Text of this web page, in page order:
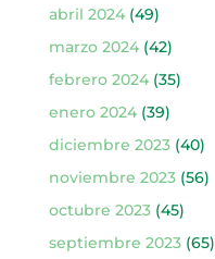
abril 2024(49)
marzo 2024(42)
febrero 2024(35)
enero 2024(39)
diciembre 2023(40)
noviembre 2023(56)
octubre 2023(45)
septiembre 2023(65)